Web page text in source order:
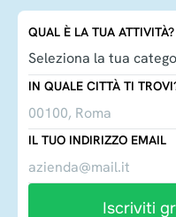
QUAL È LA TUA ATTIVITÀ?
IN QUALE CITTÀ TI
IL TUO INDIRIZZO EMAIL
Iscriviti